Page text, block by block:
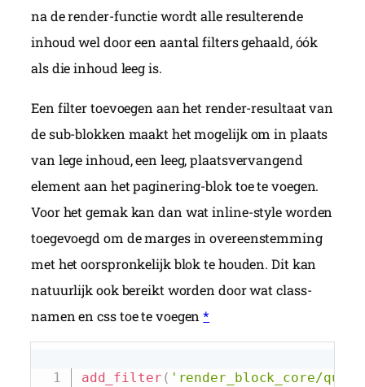
na de render-functie wordt alle resulterende
inhoud wel door een aantal filters gehaald, óók
als die inhoud leeg is.
Een filter toevoegen aan het render-resultaat van
de sub-blokken maakt het mogelijk om in plaats
van lege inhoud, een leeg, plaatsvervangend
element aan het paginering-blok toe te voegen.
Voor het gemak kan dan wat inline-style worden
toegevoegd om de marges in overeenstemming
met het oorspronkelijk blok te houden. Dit kan
natuurlijk ook bereikt worden door wat class-
namen en css toe te voegen*
add_filter ( 'render_block_core/